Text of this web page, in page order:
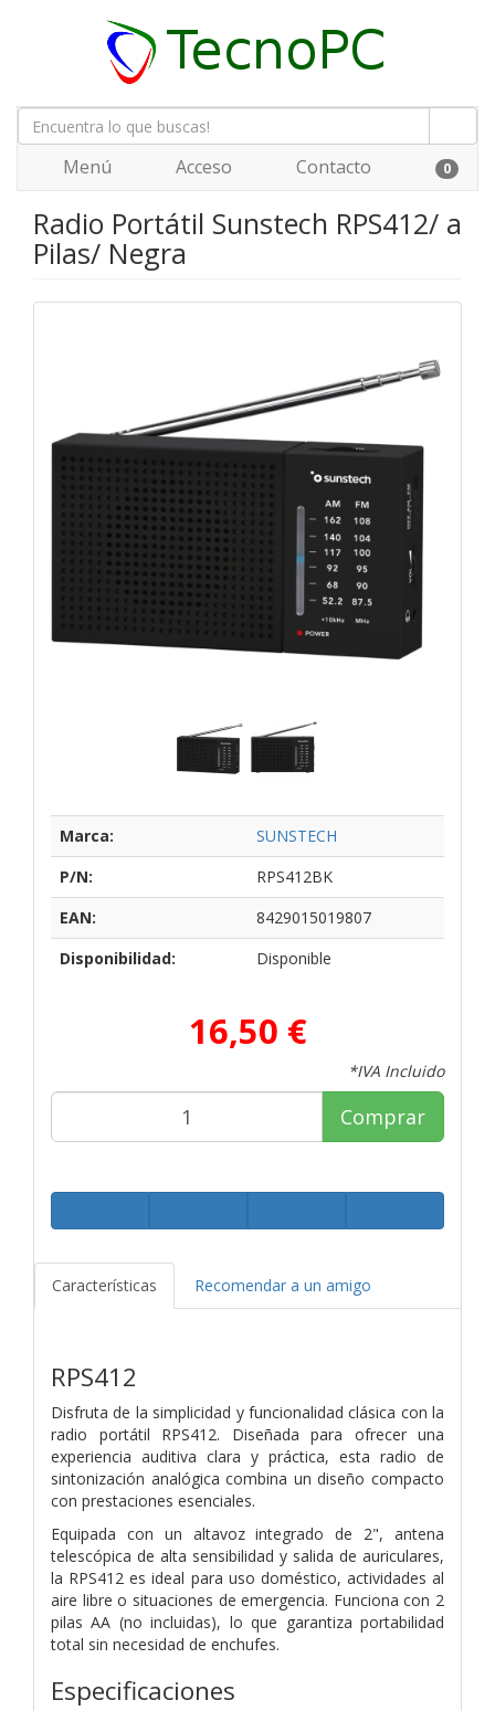
Menú Acceso Contacto 0
Radio Portátil Sunstech RPS412/ a
Pilas/ Negra
Marca:
SUNSTECH
P/N:
RPS412BK
EAN:
8429015019807
Disponibilidad:
Disponible
16,50 €
*IVA Incluido
Comprar
Características Recomendar a un amigo
RPS412
Disfruta de la simplicidad y funcionalidad clásica con la
radio portátil RPS412. Diseñada para ofrecer una
experiencia auditiva clara y práctica, esta radio de
sintonización analógica combina un diseño compacto
con prestaciones esenciales.
Equipada con un altavoz integrado de 2", antena
telescópica de alta sensibilidad y salida de auriculares,
la RPS412 es ideal para uso doméstico, actividades al
aire libre o situaciones deemergencia. Funciona con 2
pilas AA (no incluidas), lo que garantiza portabilidad
total sin necesidad de enchufes.
Especificaciones